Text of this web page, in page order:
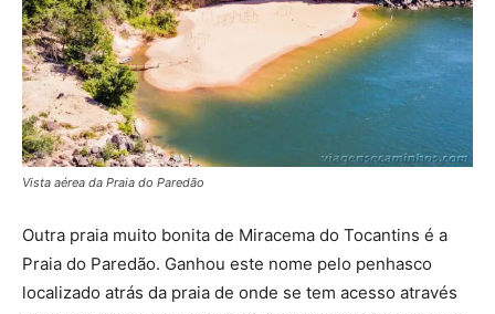
Vista aérea da Praia do Paredão
Outra praia muito bonita de Miracema do Tocantins é a
Praia do Paredão. Ganhou este nome pelo penhasco
localizado atrás da praia de onde se tem acesso através